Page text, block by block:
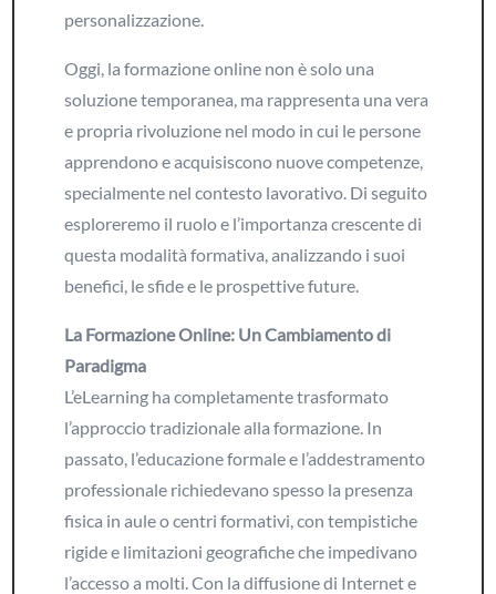
personalizzazione.
Oggi, la formazione online non è solo una
soluzione temporanea, ma rappresenta una vera
e propria rivoluzione nel modo in cui le persone
apprendono e acquisiscono nuove competenze,
specialmente nel contesto lavorativo. Di seguito
esploreremo il ruolo e l’importanza crescente di
questa modalità formativa, analizzando i suoi
benefici, le sfide e le prospettive future.
La Formazione Online: Un Cambiamento di
Paradigma
L’eLearning ha completamente trasformato
l’approccio tradizionale alla formazione. In
passato, l’educazione formale e l’addestramento
professionale richiedevano spesso la presenza
fisica in aule o centri formativi, con tempistiche
rigide e limitazioni geografiche che impedivano
l’accesso a molti. Con la diffusione di Internet e